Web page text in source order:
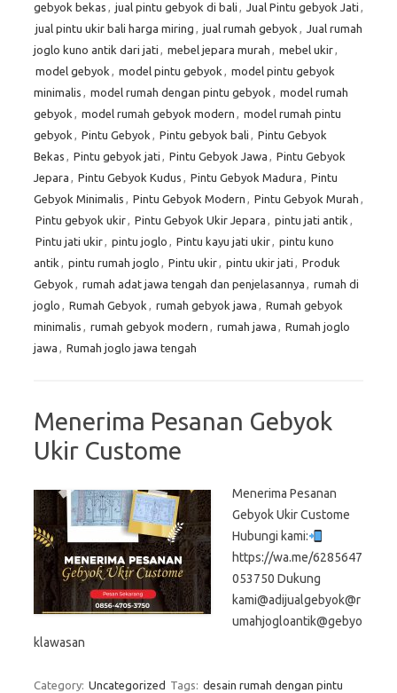
gebyok bekas , jual pintu gebyok di bali , Jual Pintu gebyok Jati ,
jual pintu ukir bali harga miring , jual rumah gebyok , Jual rumah
joglo kuno antik dari jati , mebel jepara murah , mebel ukir,
model gebyok , model pintu gebyok , model pintu gebyok
minimalis , model rumah dengan pintu gebyok , model rumah
gebyok , model rumah gebyok modern , model rumah pintu
gebyok , Pintu Gebyok , Pintu gebyok bali , Pintu Gebyok
Bekas , Pintu gebyok jati , Pintu Gebyok Jawa , Pintu Gebyok
Jepara , Pintu Gebyok Kudus , Pintu Gebyok Madura , Pintu
Gebyok Minimalis , Pintu Gebyok Modern , Pintu Gebyok Murah ,
Pintu gebyok ukir, Pintu Gebyok Ukir Jepara , pintu jati antik ,
Pintu jati ukir, pintu joglo , Pintu kayu jati ukir, pintu kuno
antik , pintu rumah joglo , Pintu ukir, pintu ukir jati , Produk
Gebyok , rumah adat jawa tengah dan penjelasannya , rumah di
joglo , Rumah Gebyok , rumah gebyok jawa , Rumah gebyok
minimalis , rumah gebyok modern , rumah jawa , Rumah joglo
jawa , Rumah joglo jawa tengah
Menerima Pesanan Gebyok
Ukir Custome
Menerima Pesanan
Gebyok Ukir Custome
Hubungi kami:
https://wa.me/6285647
053750 Dukung
kami@adijualgebyok@r
umahjogloantik@gebyo
klawasan
Category: Uncategorized Tags: desain rumah dengan pintu